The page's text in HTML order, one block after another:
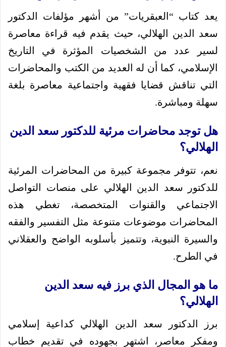
يعد كتاب “العبقريات” من أشهر مؤلفات الدكتور
سعد الدين الهلالي، حيث يقدم فيه قراءة معاصرة
لسير عدد من الشخصيات المؤثرة في التاريخ
الإسلامي، كما أن له العديد من الكتب والمحاضرات
التي تناقش قضايا فقهية واجتماعية معاصرة بلغة
سهلة ومباشرة.
هل توجد محاضرات مرئية للدكتور سعد الدين
الهلالي؟
نعم، تتوفر مجموعة كبيرة من المحاضرات المرئية
للدكتور سعد الدين الهلالي على منصات التواصل
الاجتماعي والقنوات المتخصصة، تغطي هذه
المحاضرات موضوعات متنوعة مثل التفسير والفقه
والسيرة النبوية، وتتميز بأسلوبه الواضح والعقلاني
في الطرح.
ما هو المجال الذي برز فيه سعد الدين
الهلالي؟
برز الدكتور سعد الدين الهلالي كداعية إسلامي
ومفكر معاصر، اشتهر بجهوده في تقديم خطاب